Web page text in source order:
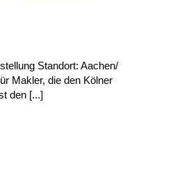
Standort: Aachen/
Makler, die den Kölner
den [...]